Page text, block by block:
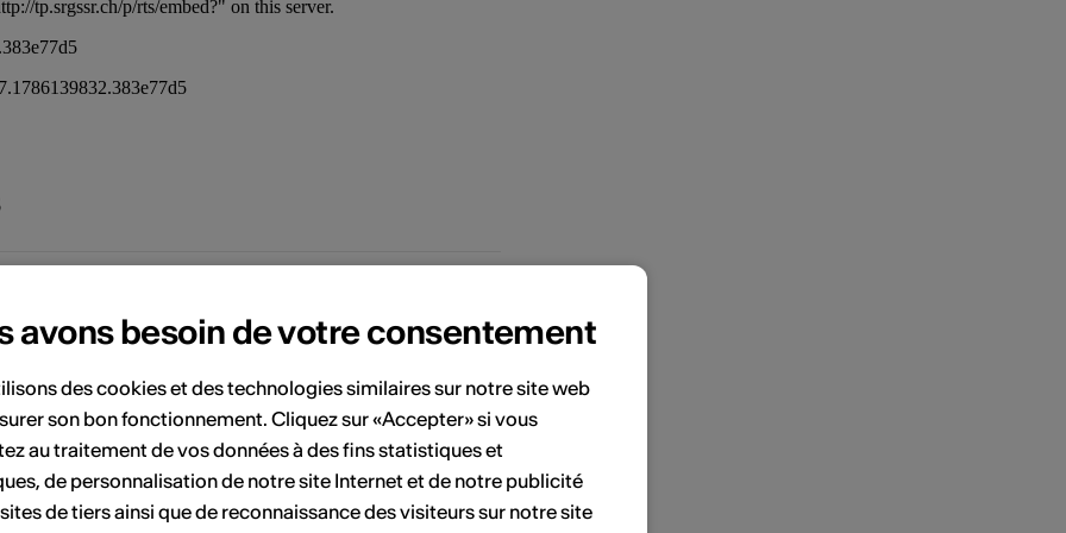
travail, et l'effet qu'il cherche à produire, résulte
quotidien depuis plus de 20 ans. Il à
suivi des cours de dessin et de peinture
Sion auprès de Monsieur JAN LIBÉREK, graphiste
peintre figuratif Saviésan.
avons besoin de votre consentement
des cookies et des technologies similaires sur notre site web
son bon fonctionnement. Cliquez sur «Accepter» si vous
au traitement de vos données à des fins statistiques et
de personnalisation de notre site Internet et de notre publicité
de tiers ainsi que de reconnaissance des visiteurs sur notre site